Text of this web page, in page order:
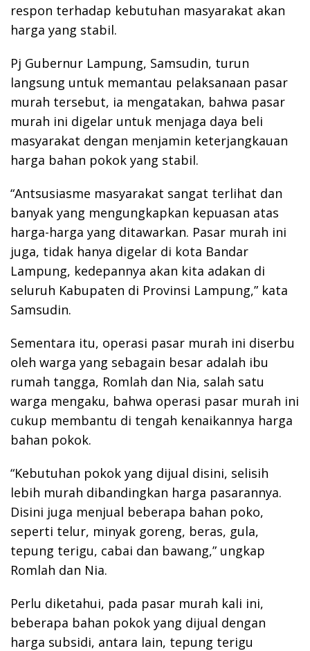
respon terhadap kebutuhan masyarakat akan
harga yang stabil.
Pj Gubernur Lampung, Samsudin, turun
langsung untuk memantau pelaksanaan pasar
murah tersebut, ia mengatakan, bahwa pasar
murah ini digelar untuk menjaga daya beli
masyarakat dengan menjamin keterjangkauan
harga bahan pokok yang stabil.
“Antsusiasme masyarakat sangat terlihat dan
banyak yang mengungkapkan kepuasan atas
harga-harga yang ditawarkan. Pasar murah ini
juga, tidak hanya digelar di kota Bandar
Lampung, kedepannya akan kita adakan di
seluruh Kabupaten di Provinsi Lampung,” kata
Samsudin.
Sementara itu, operasi pasar murah ini diserbu
oleh warga yang sebagain besar adalah ibu
rumah tangga, Romlah dan Nia, salah satu
warga mengaku, bahwa operasi pasar murah ini
cukup membantu di tengah kenaikannya harga
bahan pokok.
“Kebutuhan pokok yang dijual disini, selisih
lebih murah dibandingkan harga pasarannya.
Disini juga menjual beberapa bahan poko,
seperti telur, minyak goreng, beras, gula,
tepung terigu, cabai dan bawang,” ungkap
Romlah dan Nia.
Perlu diketahui, pada pasar murah kali ini,
beberapa bahan pokok yang dijual dengan
harga subsidi, antara lain, tepung terigu